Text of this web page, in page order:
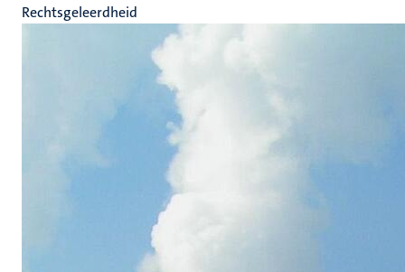
Rechtsgeleerdheid